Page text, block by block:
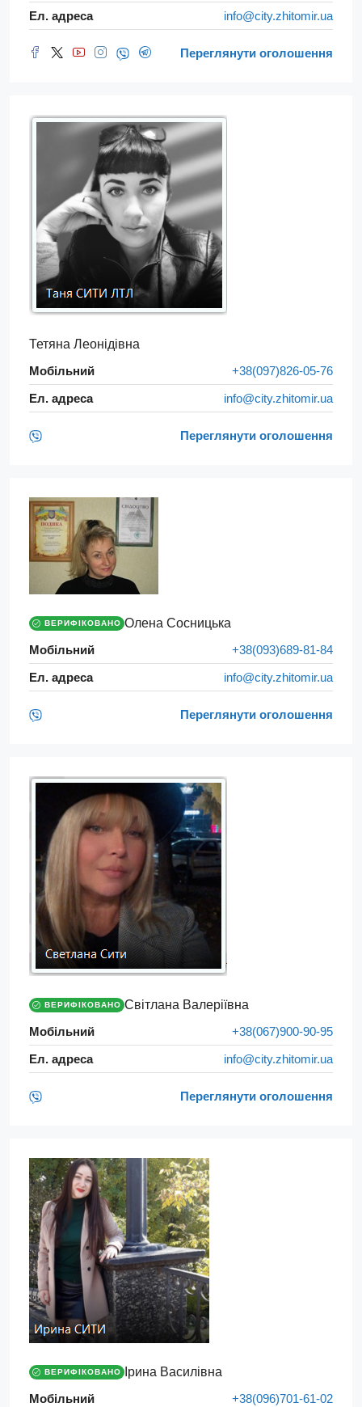
Ел. адреса
info@city.zhitomir.ua
Переглянути оголошення
Тетяна Леонідівна
Мобільний
+38(097)826-05-76
Ел. адреса
info@city.zhitomir.ua
Переглянути оголошення
ВЕРИФІКОВАНО Олена Сосницька
Мобільний
+38(093)689-81-84
Ел. адреса
info@city.zhitomir.ua
Переглянути оголошення
ВЕРИФІКОВАНО Світлана Валеріївна
Мобільний
+38(067)900-90-95
Ел. адреса
info@city.zhitomir.ua
Переглянути оголошення
ВЕРИФІКОВАНО
Ірина Василівна
Мобільний
+38(096)701-61-02